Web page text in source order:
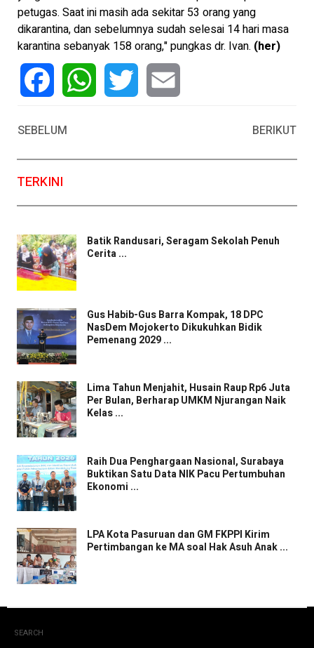
petugas. Saat ini masih ada sekitar 53 orang yang
dikarantina, dan sebelumnya sudah selesai 14 hari masa
karantina sebanyak 158 orang," pungkas dr. Ivan. (her)
SEBELUM
BERIKUT
TERKINI
Batik Randusari, Seragam Sekolah Penuh
Cerita ...
Gus Habib-Gus Barra Kompak, 18 DPC
NasDem Mojokerto Dikukuhkan Bidik
Pemenang 2029 ...
Lima Tahun Menjahit, Husain Raup Rp6 Juta
Per Bulan, Berharap UMKM Njurangan Naik
Kelas ...
Raih Dua Penghargaan Nasional, Surabaya
Buktikan Satu Data NIK Pacu Pertumbuhan
Ekonomi ...
LPA Kota Pasuruan dan GM FKPPI Kirim
Pertimbangan ke MA soal Hak Asuh Anak ...
SEARCH